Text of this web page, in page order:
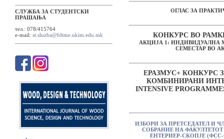
СЛУЖБА ЗА СТУДЕНТСКИ
ПРАШАЊА
тел.: 078/415764
e-mail: st.sluzba@fdtme.ukim.edu.mk
ОГЛАС ЗА
КОНКУРС ВО
АКЦИЈА 1: ИНДИВИДУАЛНА
СЕМЕСТАР ВО
ЕРАЗМУС+ КОНКУРС
КОМБИНИРАНИ
INTENSIVE
ИЗБОРИ ЗА ПРЕТСЕДАТЕЛ И
СОБРАНИЕ НА
ЕНТЕРИЕР-СКОПЈЕ (ФСС-